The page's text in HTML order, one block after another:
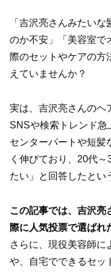
「吉沢亮さんみたい
のか不安」「美容室で
際のセットやケアの
えていませんか？
実は、吉沢亮さんのヘ
SNSや検索トレンド急
センターパートや短髪
く伸びており、20代
たい」と回答したとい
この記事では、吉沢亮
際に人気投票で選ばれ
さらに、現役美容師に
や、自宅でできるセッ